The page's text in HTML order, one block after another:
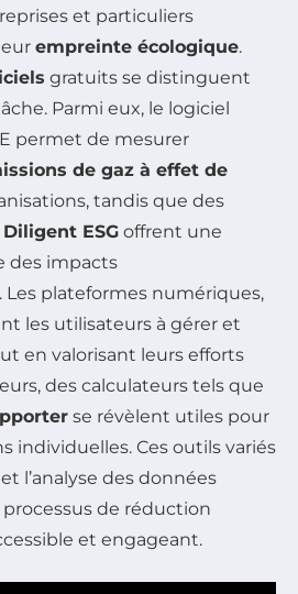
et particuliers
empreinte écologique.
gratuits se distinguent
Parmi eux, le logiciel
permet de mesurer
de gaz à effet de
tandis que des
Diligent ESG offrent une
des impacts
plateformes numériques,
les utilisateurs à gérer et
en valorisant leurs efforts
des calculateurs tels que
se révèlent utiles pour
individuelles. Ces outils variés
l’analyse des données
de réduction
et engageant.